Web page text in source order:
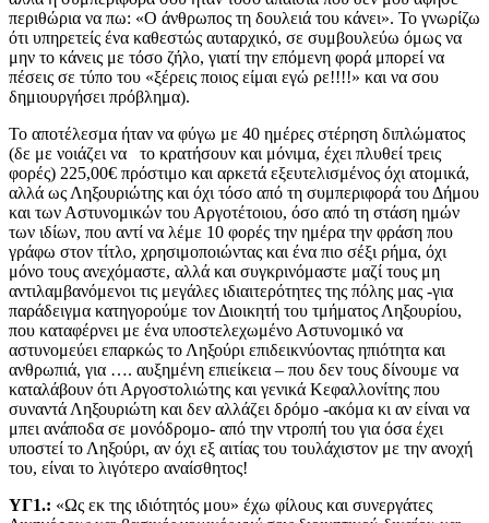
περιθώρια να πω: «Ο άνθρωπος τη δουλειά του κάνει». Το γνωρίζω
ότι υπηρετείς ένα καθεστώς αυταρχικό, σε συμβουλεύω όμως να
μην το κάνεις με τόσο ζήλο, γιατί την επόμενη φορά μπορεί να
πέσεις σε τύπο του «ξέρεις ποιος είμαι εγώ ρε!!!!» και να σου
δημιουργήσει πρόβλημα).
Το αποτέλεσμα ήταν να φύγω με 40 ημέρες στέρηση διπλώματος
(δε με νοιάζει να το κρατήσουν και μόνιμα, έχει πλυθεί τρεις
φορές) 225,00€ πρόστιμο και αρκετά εξευτελισμένος όχι ατομικά,
αλλά ως Ληξουριώτης και όχι τόσο από τη συμπεριφορά του Δήμου
και των Αστυνομικών του Αργοτέτοιου, όσο από τη στάση ημών
των ιδίων, που αντί να λέμε 10 φορές την ημέρα την φράση που
γράφω στον τίτλο, χρησιμοποιώντας και ένα πιο σέξι ρήμα, όχι
μόνο τους ανεχόμαστε, αλλά και συγκρινόμαστε μαζί τους μη
αντιλαμβανόμενοι τις μεγάλες ιδιαιτερότητες της πόλης μας -για
παράδειγμα κατηγορούμε τον Διοικητή του τμήματος Ληξουρίου,
που καταφέρνει με ένα υποστελεχωμένο Αστυνομικό να
αστυνομεύει επαρκώς το Ληξούρι επιδεικνύοντας ηπιότητα και
ανθρωπιά, για …. αυξημένη επιείκεια – που δεν τους δίνουμε να
καταλάβουν ότι Αργοστολιώτης και γενικά Κεφαλλονίτης που
συναντά Ληξουριώτη και δεν αλλάζει δρόμο -ακόμα κι αν είναι να
μπει ανάποδα σε μονόδρομο- από την ντροπή του για όσα έχει
υποστεί το Ληξούρι, αν όχι εξ αιτίας του τουλάχιστον με την ανοχή
του, είναι το λιγότερο αναίσθητος!
ΥΓ1.: «Ως εκ της ιδιότητός μου» έχω φίλους και συνεργάτες